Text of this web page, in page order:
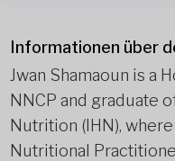
Informationen über
Jwan Shamaoun is a
NNCP and graduate
Nutrition (IHN),
Nutritional